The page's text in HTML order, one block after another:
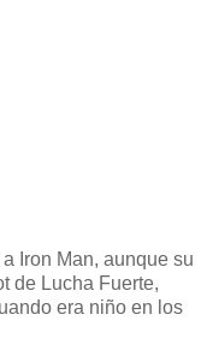
Iron Man, aunque su
de Lucha Fuerte,
era niño en los